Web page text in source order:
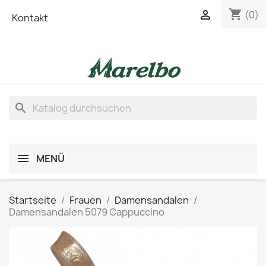
Kontakt shopping_cart (0)

search
MENÜ
Startseite Frauen
Damensandalen
Damensandalen 5079 Cappuccino